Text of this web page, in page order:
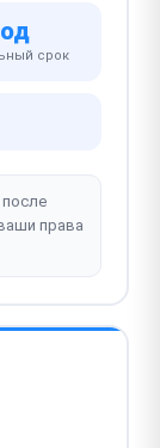
срок
права